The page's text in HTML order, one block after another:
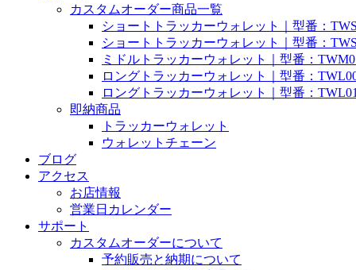
カスタムオーダー商品一覧
ショートトラッカーウォレット｜型番：
ショートトラッカーウォレット｜型番：
ミドルトラッカーウォレット｜型番：
ロングトラッカーウォレット｜型番：
ロングトラッカーウォレット｜型番：TWL01
即納商品
トラッカーウォレット
ウォレットチェーン
ブログ
アクセス
お店情報
営業日カレンダー
サポート
カスタムオーダーについて
予約販売と納期について